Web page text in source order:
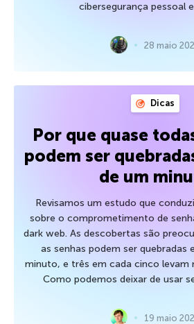
cibersegurança pessoal
28 maio
Dicas
Por que quase
podem ser
de um
Revisamos um estudo que
sobre o comprometimento de
dark web. As descobertas são
as senhas podem ser quebradas
minuto, e três em cada cinco levam
Como podemos deixar de usar
19 maio